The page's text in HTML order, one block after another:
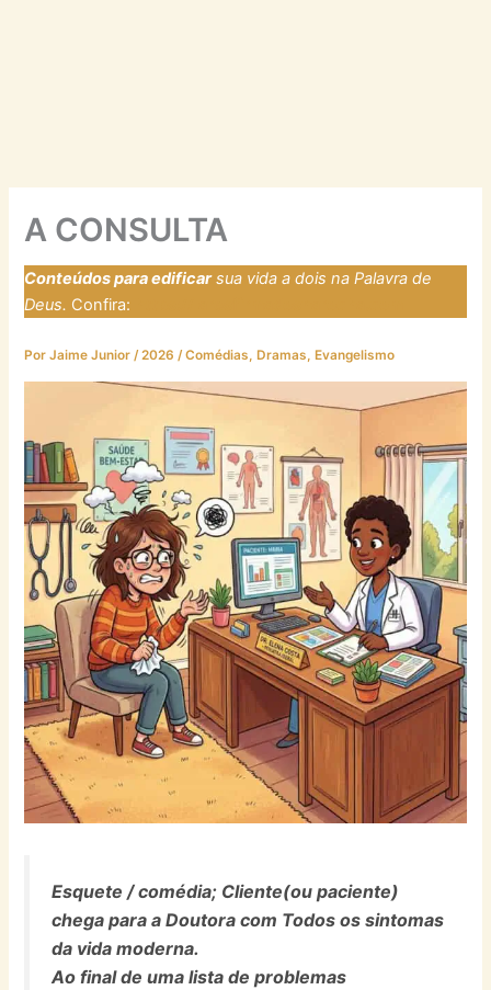
A CONSULTA
Conteúdos para edificarsua vida a dois na Palavra de
Deus. Confira:
PorJaime Junior/2026/Comédias, Dramas, Evangelismo
Esquete / comédia; Cliente(ou paciente)
chega para a Doutora com Todos os sintomas
da vida moderna.
Ao final de uma lista de problemas